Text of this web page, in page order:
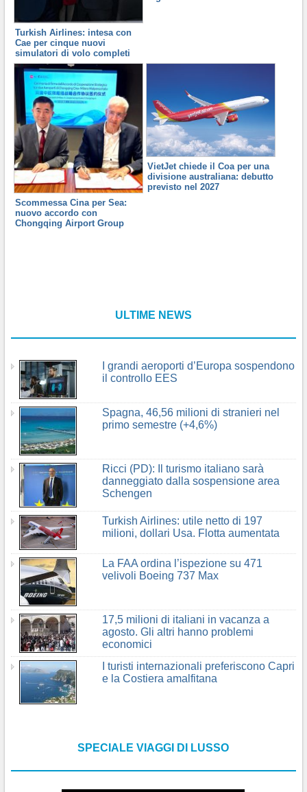
Turkish Airlines: intesa con
Cae per cinque nuovi
simulatori di volo completi
Scommessa Cina per Sea:
nuovo accordo con
Chongqing Airport Group
VietJet chiede il Coa per una
divisione australiana: debutto
previsto nel 2027
ULTIME NEWS
I grandi aeroporti d’Europa sospendono
il controllo EES
Spagna, 46,56 milioni di stranieri nel
primo semestre (+4,6%)
Ricci (PD): Il turismo italiano sarà
danneggiato dalla sospensione area
Schengen
Turkish Airlines: utile netto di 197
milioni, dollari Usa. Flotta aumentata
La FAA ordina l’ispezione su 471
velivoli Boeing 737 Max
17,5 milioni di italiani in vacanza a
agosto. Gli altri hanno problemi
economici
I turisti internazionali preferiscono Capri
e la Costiera amalfitana
SPECIALE VIAGGI DI LUSSO